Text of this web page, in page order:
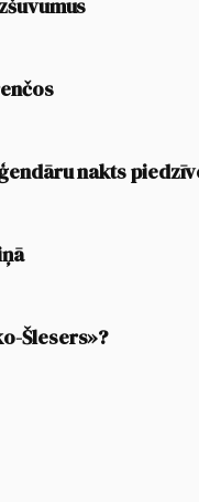
nakts
Šlesers»?